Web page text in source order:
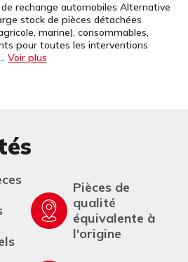
rechange automobiles Alternative
stock de pièces détachées
marine), consommables,
pour toutes les interventions
Voir plus
Pièces de
qualité
équivalente à
l'origine